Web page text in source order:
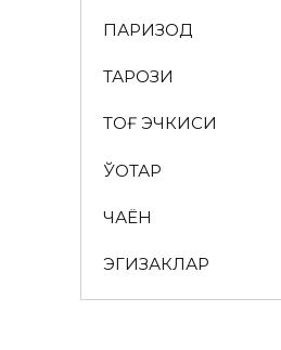
ПАРИЗОД
ТАРОЗИ
ТОҒ ЭЧКИСИ
ЎҚОТАР
ЧАЁН
ЭГИЗАКЛАР